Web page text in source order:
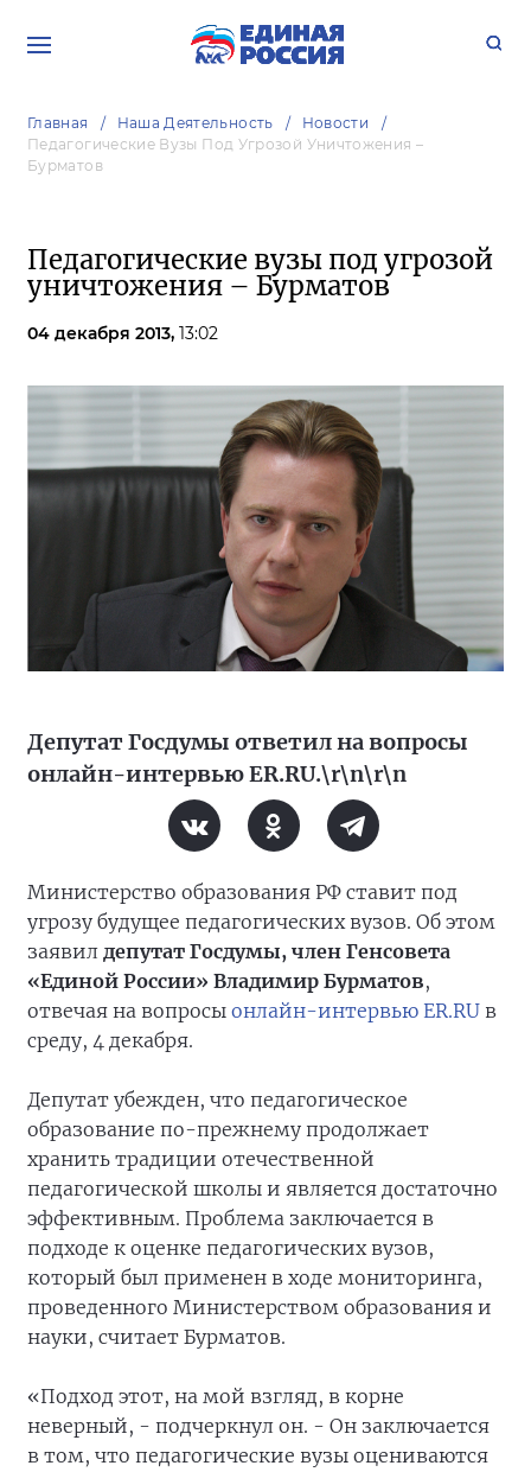
Главная Наша Деятельность
Новости
Педагогические Вузы Под Угрозой Уничтожения –
Бурматов
Педагогические вузы под угрозой
уничтожения – Бурматов
04 декабря 2013, 13:02
Депутат Госдумы ответил на вопросы
онлайн-интервью ER.RU.\r\n\r\n
Министерство образования РФ ставит под
угрозу будущее педагогических вузов. Об этом
заявил депутат Госдумы, член Генсовета
«Единой России» Владимир Бурматов,
отвечая на вопросы онлайн-интервью ER.RU в
среду, 4 декабря.
Депутат убежден, что педагогическое
образование по-прежнему продолжает
хранить традиции отечественной
педагогической школы и является достаточно
эффективным. Проблема заключается в
подходе к оценке педагогических вузов,
который был применен в ходе мониторинга,
проведенного Министерством образования и
науки, считает Бурматов.
«Подход этот, на мой взгляд, в корне
неверный, - подчеркнул он. - Он заключается
в том, что педагогические вузы оцениваются